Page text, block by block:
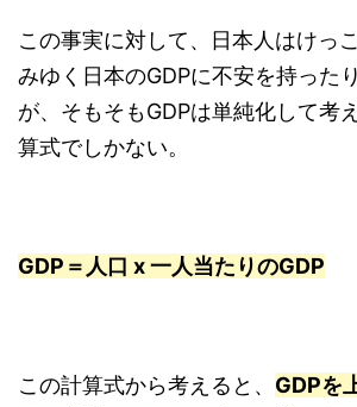
この事実に対して、日本人はけっ
みゆく日本のGDPに不安を持った
が、そもそもGDPは単純化して考
算式でしかない。
GDP＝人口 x 一人当たりのGDP
この計算式から考えると、 GDPを